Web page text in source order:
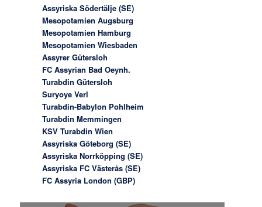
Assyriska Södertälje (SE)
Mesopotamien Augsburg
Mesopotamien Hamburg
Mesopotamien Wiesbaden
Assyrer Gütersloh
FC Assyrian Bad Oeynh.
Turabdin Gütersloh
Suryoye Verl
Turabdin-Babylon Pohlheim
Turabdin Memmingen
KSV Turabdin Wien
Assyriska Göteborg (SE)
Assyriska Norrköpping (SE)
Assyriska FC Västerås (SE)
FC Assyria London (GBP)